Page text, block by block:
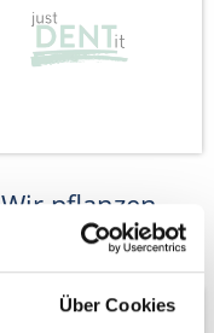
Über Cookies
Wir pflanzen
Bäume